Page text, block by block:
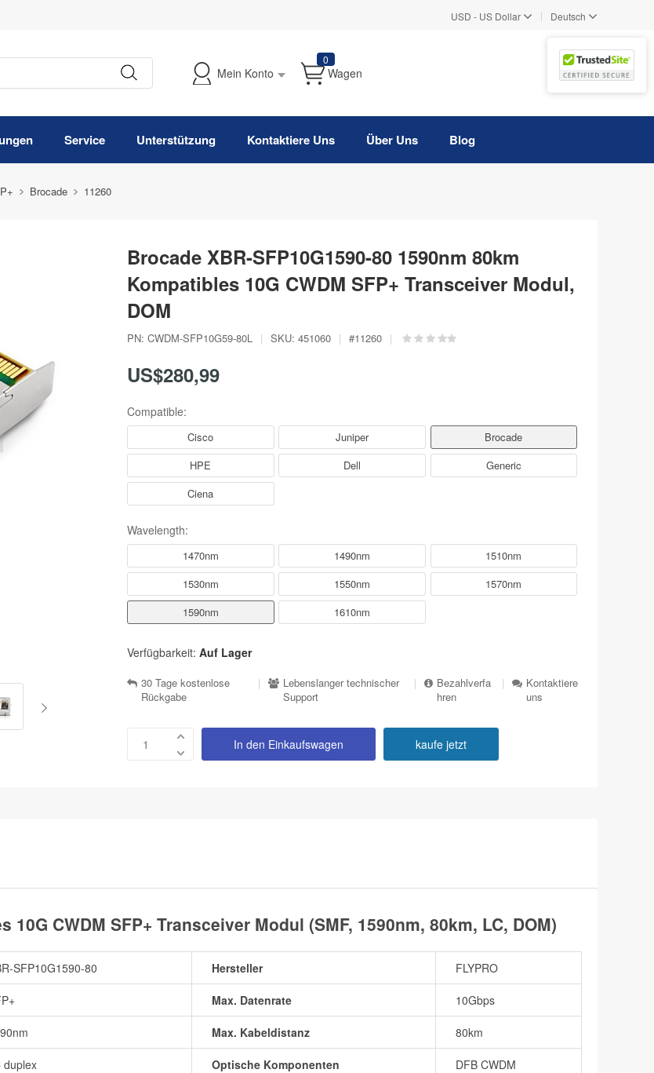
USD - US Dollar | Deutsch
Mein Konto
0
Wagen
Service Unterstützung Kontaktiere Uns Über Uns Blog
Brocade 11260
Brocade XBR-SFP10G1590-80 1590nm 80km
Kompatibles 10G CWDM SFP+ Transceiver Modul,
DOM
PN: CWDM-SFP10G59-80L | SKU: 451060 | #11260 |
US$280,99
Compatible:
Cisco Juniper
Brocade
HPE
Dell
Generic
Ciena
Wavelength:
1470nm 1490nm
1510nm
1530nm
1550nm
1570nm
1590nm
1610nm
Verfügbarkeit: Auf Lager
30 Tage kostenlose
Rückgabe
|
Lebenslanger technischer
Support
|
Bezahlverfa
hren
|
Kontaktiere
uns
In den Einkaufswagen kaufe jetzt
10G CWDM SFP+ Transceiver Modul (SMF, 1590nm, 80km, LC, DOM)
SFP10G1590-80 Hersteller FLYPRO
Max. Datenrate 10Gbps
Max. Kabeldistanz 80km
duplex Optische Komponenten DFB CWDM